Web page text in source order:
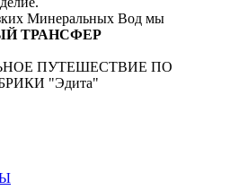
Минеральных Вод мы
ТРАНСФЕР
ПУТЕШЕСТВИЕ ПО
"Эдита"